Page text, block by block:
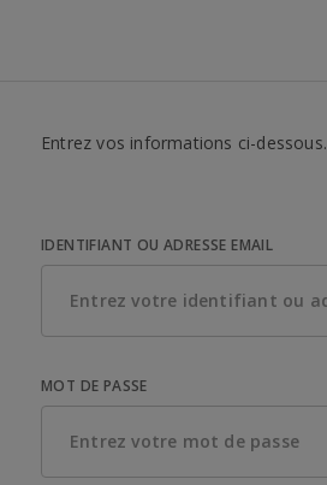
Entrez vos informations ci-dessous.
IDENTIFIANT OU ADRESSE EMAIL
MOT DE PASSE